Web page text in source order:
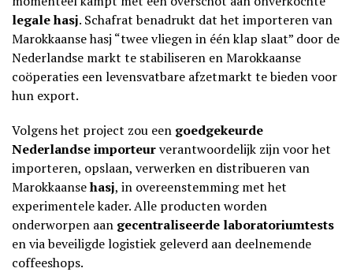
legale hasj. Schafrat benadrukt dat het importeren van
Marokkaanse hasj “twee vliegen in één klap slaat” door de
Nederlandse markt te stabiliseren en Marokkaanse
coöperaties een levensvatbare afzetmarkt te bieden voor
hun export.
Volgens het project zou een goedgekeurde
Nederlandse importeurverantwoordelijk zijn voor het
importeren, opslaan, verwerken en distribueren van
Marokkaansehasj, in overeenstemming met het
experimentele kader. Alle producten worden
onderworpen aan gecentraliseerde laboratoriumtests
en via beveiligde logistiek geleverd aan deelnemende
coffeeshops.